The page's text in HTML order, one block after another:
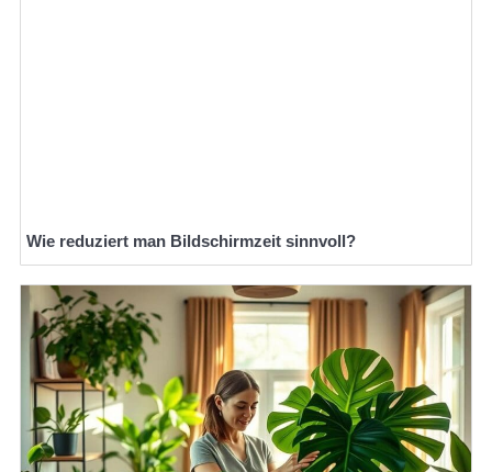
Wie reduziert man Bildschirmzeit sinnvoll?